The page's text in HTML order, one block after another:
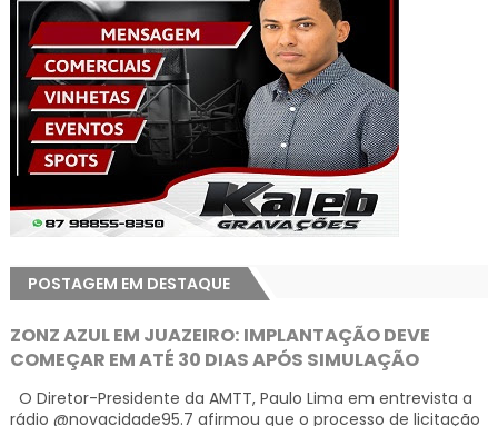
POSTAGEM EM DESTAQUE
ZONZ AZUL EM JUAZEIRO: IMPLANTAÇÃO DEVE
COMEÇAR EM ATÉ 30 DIAS APÓS SIMULAÇÃO
O Diretor-Presidente da AMTT, Paulo Lima em entrevista a
rádio @novacidade95.7 afirmou que o processo de licitação